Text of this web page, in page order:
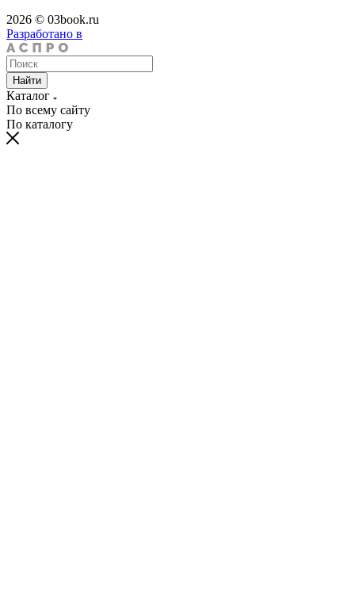
2026 © 03book.ru
Разработано в
Найти
Каталог
По всему сайту
По каталогу